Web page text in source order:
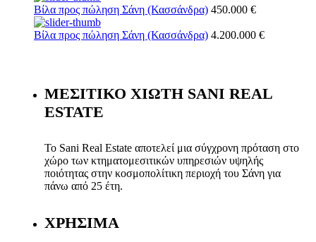
Βίλα προς πώληση Σάνη (Κασσάνδρα) 450.000 €
Βίλα προς πώληση Σάνη (Κασσάνδρα) 4.200.000 €
ΜΕΣΙΤΙΚΟ ΧΙΩΤΗ SANI REAL
ESTATE
Το Sani Real Estate αποτελεί μια σύγχρονη πρόταση στο
χώρο των κτηματομεσιτικών υπηρεσιών υψηλής
ποιότητας στην κοσμοπολίτικη περιοχή του Σάνη για
πάνω από 25 έτη.
ΧΡΗΣΙΜΑ